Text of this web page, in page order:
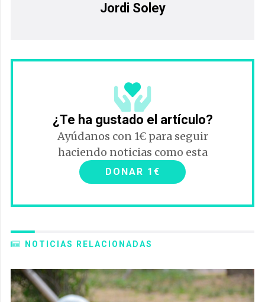
Jordi Soley
¿Te ha gustado el artículo?
Ayúdanos con 1€ para seguir
haciendo noticias como esta
DONAR 1€
NOTICIAS RELACIONADAS